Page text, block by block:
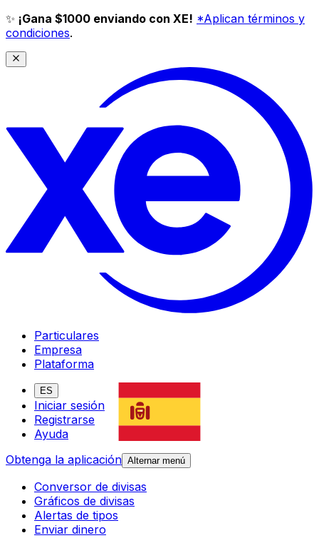
✨ ¡Gana $1000 enviando con XE! *Aplican términos y
condiciones.
Particulares
Empresa
Plataforma
ES
Iniciar sesión
Registrarse
Ayuda
Obtenga la aplicación Alternar menú
Conversor de divisas
Gráficos de divisas
Alertas de tipos
Enviar dinero